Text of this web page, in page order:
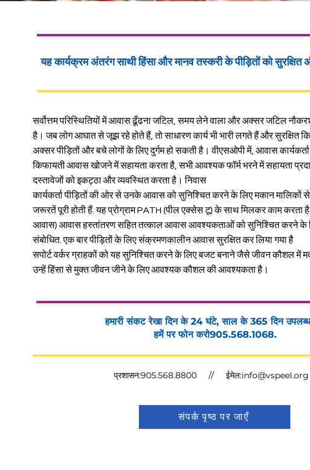
यह कार्यक्रम अंतरंग साथी हिंसा और मानव तस्करी के पीड़ितों को
सर्वोत्तम परिस्थितियों में आवास ढूँढना जटिल, समय लेने वाला और अक्सर जटिल
है। जब लोग आघात से जूझ रहे होते हैं, तो साधारण कार्य भी भारी लगते हैं और सुरक्षित
अक्सर पीड़ितों और बचे लोगों के लिए दुर्गम हो सकती है। वीएसओपी में, आवास
किफायती आवास खोजने में सहायता करता है, सभी आवश्यक फॉर्म भरने में सहायता
दस्तावेजों को इकट्ठा और व्यवस्थित करता है। निवास
कार्यकर्ता पीड़ितों की ओर से उनके आवास को सुनिश्चित करने के लिए मकान मालिकों
जरूरतें पूरी होती हैं. यह प्रोग्राम PATH (पील एक्सेस टू) के साथ मिलकर काम करता है
आवास) आवास हस्तांतरण सहित तत्काल आवास आवश्यकताओं को सुनिश्चित करने के
संबोधित. एक बार पीड़ितों के लिए संक्रमणकालीन आवास सुरक्षित कर लिया गया है
सपोर्ट वर्कर ग्राहकों को यह सुनिश्चित करने के लिए बजट बनाने जैसे जीवन कौशल में
उन्हें हिंसा से मुक्त जीवन जीने के लिए आवश्यक कौशल की आवश्यकता है।
हमारी संकट रेखा दिन के 24 घंटे, साल के 365 दिन
हमें पर फोन करो905.568.1068.
संपर्क पृष्ठ पर जाएँ
प्रशासन:905.568.8800// ईमेल:info@vspeel.org